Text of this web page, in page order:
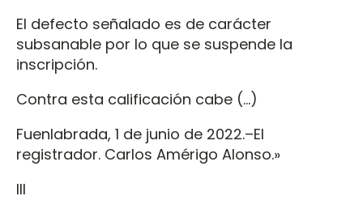
El defecto señalado es de carácter
subsanable por lo que se suspende la
inscripción.
Contra esta calificación cabe (…)
Fuenlabrada, 1 de junio de 2022.–El
registrador. Carlos Amérigo Alonso.»
III